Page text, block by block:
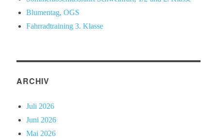
Blumentag, OGS
Fahrradtraining 3. Klasse
ARCHIV
Juli 2026
Juni 2026
Mai 2026